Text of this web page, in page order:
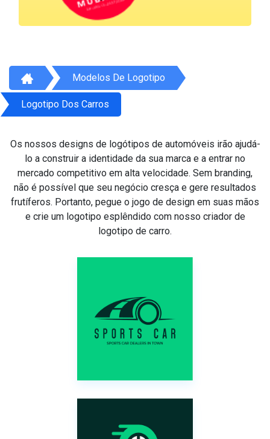
Modelos De Logotipo
Logotipo Dos Carros
Os nossos designs de logótipos de automóveis irão ajudá-
lo a construir a identidade da sua marca e a entrar no
mercado competitivo em alta velocidade. Sem branding,
não é possível que seu negócio cresça e gere resultados
frutíferos. Portanto, pegue o jogo de design em suas mãos
e crie um logotipo esplêndido com nosso criador de
logotipo de carro.